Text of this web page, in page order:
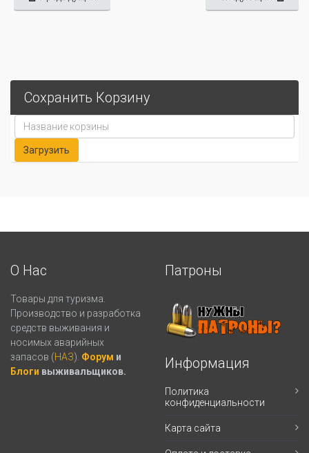
Сохранить Корзину
О Нас
Товары для туризма.
Производство и разработка
средств выживания и
носимых аварийных
запасов (НАЗ). Форум и
Блоги выживальщиков.
Патроны
Информация
Политика
конфиденциальности
Карта сайта